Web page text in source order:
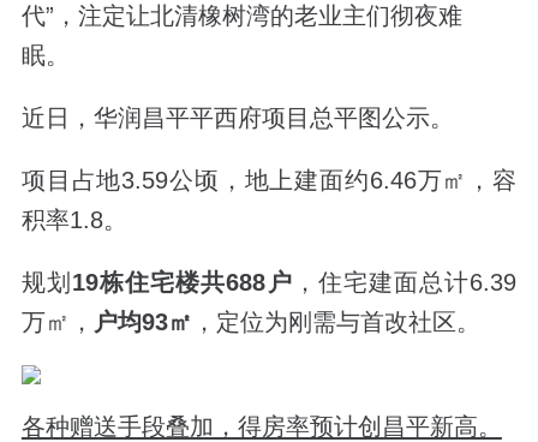
代”，注定让北清橡树湾的老业主们彻夜难
眠。
近日，华润昌平平西府项目总平图公示。
项目占地3.59公顷，地上建面约6.46万㎡，容
积率1.8。
规划 19栋住宅楼共688户 ，住宅建面总计6.39
万㎡， 户均93㎡ ，定位为刚需与首改社区。
各种赠送手段叠加，得房率预计创昌平新高。